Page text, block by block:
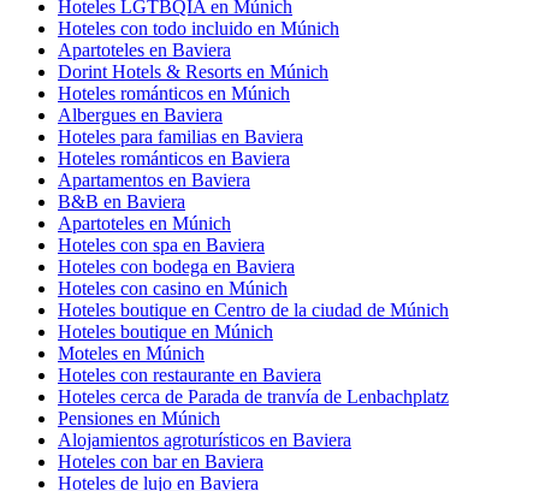
Hoteles LGTBQIA en Múnich
Hoteles con todo incluido en Múnich
Apartoteles en Baviera
Dorint Hotels & Resorts en Múnich
Hoteles románticos en Múnich
Albergues en Baviera
Hoteles para familias en Baviera
Hoteles románticos en Baviera
Apartamentos en Baviera
B&B en Baviera
Apartoteles en Múnich
Hoteles con spa en Baviera
Hoteles con bodega en Baviera
Hoteles con casino en Múnich
Hoteles boutique en Centro de la ciudad de Múnich
Hoteles boutique en Múnich
Moteles en Múnich
Hoteles con restaurante en Baviera
Hoteles cerca de Parada de tranvía de Lenbachplatz
Pensiones en Múnich
Alojamientos agroturísticos en Baviera
Hoteles con bar en Baviera
Hoteles de lujo en Baviera